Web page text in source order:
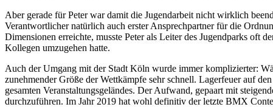
Aber gerade für Peter war damit die Jugendarbeit nicht wirklich
Verantwortlicher natürlich auch erster Ansprechpartner für die
Dimensionen erreichte, musste Peter als Leiter des Jugendparks oft
Kollegen umzugehen hatte.
Auch der Umgang mit der Stadt Köln wurde immer komplizierter:
zunehmender Größe der Wettkämpfe sehr schnell. Lagerfeuer auf
gesamten Veranstaltungsgeländes. Der Aufwand, gepaart mit
durchzuführen. Im Jahr 2019 hat wohl definitiv der letzte BMX